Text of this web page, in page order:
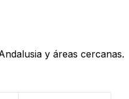
y áreas cercanas.